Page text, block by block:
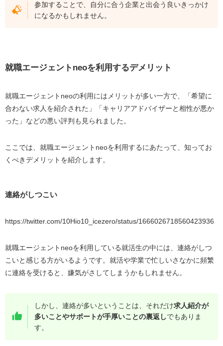
参加することで、自分に合う企業と出会う良いきっかけ
になるかもしれません。
就職エージェントneoを利用するデメリット
就職エージェントneoの利用にはメリットが多い一方で、「希望に
合わない求人を紹介された」「キャリアアドバイザーと相性が悪か
った」などの悪い評判も見られました。
ここでは、就職エージェントneoを利用するにあたって、知ってお
くべきデメリットを紹介します。
連絡がしつこい
https://twitter.com/10Hio10_icezero/status/1666026718560423936
就職エージェントneoを利用している就活生の中には、連絡がしつ
こいと感じる方がいるようです。就活や学業で忙しいさなかに頻繁
に連絡を受けると、嫌気がさしてしまうかもしれません。
しかし、連絡が多いということは、それだけ求人紹介が
多いことやサポートが手厚いことの裏返しでもありま
す。